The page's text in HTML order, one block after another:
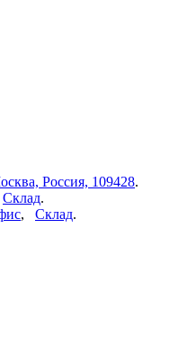
Россия, 109428.
Склад.
, Склад.